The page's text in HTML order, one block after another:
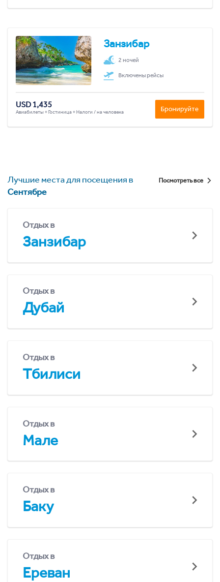
Занзибар
2 ночей
Включены рейсы
USD 1,435
Авиабилеты + Гостиница + Налоги / на человека Бронируйте
Лучшие места для посещения в
Сентябре
Посмотреть все
Отдых в
Занзибар
Отдых в
Дубай
Отдых в
Тбилиси
Отдых в
Мале
Отдых в
Баку
Отдых в
Ереван